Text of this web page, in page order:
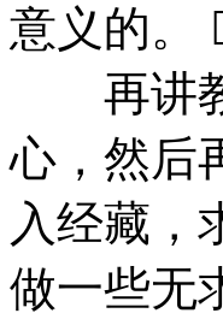
意义的。
再讲教
心，然后
入经藏，
做一些无